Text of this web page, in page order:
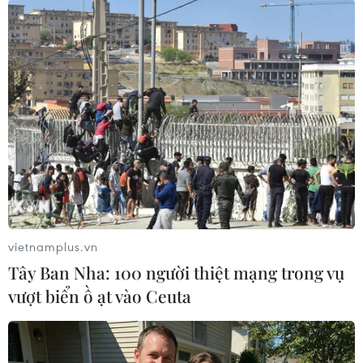
khoa học và thực tiễn phục vụ công tác quản lý
Nhà nước về thức ăn chăn nuôi.
Đồng thời, các đơn vị tăng cường tuyên truyền
trên các phương tiện thông tin đại chúng về tác
hại của việc sử dụng chất Cyanuric acid,
Dicyandiamide và Ammelide; nâng cao cảnh
giác và nói không với việc sử dụng hóa chất
công nghiệp trong chăn nuôi, bảo vệ người
chăn nuôi, sức khỏe người dân và chống hành
vi nhập lậu, gian lận thương mại./.
(TTXVN/Vietnam+)
vietnamplus.vn
Tây Ban Nha: 100 người thiệt mạng trong vụ
vượt biển ồ ạt vào Ceuta